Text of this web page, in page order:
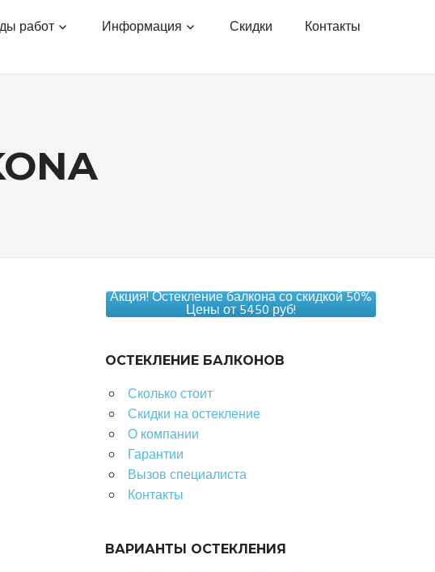
работ Информация Скидки Контакты
Акция! Остекление балкона со скидкой 50%
Цены от 5450 руб!
ОСТЕКЛЕНИЕ БАЛКОНОВ
Сколько стоит
Скидки на остекление
О компании
Гарантии
Вызов специалиста
Контакты
ВАРИАНТЫ ОСТЕКЛЕНИЯ